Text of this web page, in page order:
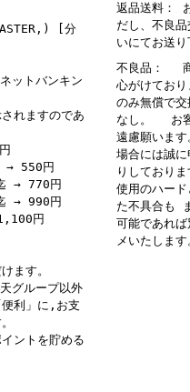
[分
ットバンキン
れますのであ
→ 550円
→ 770円
→ 990円
円
ます。
グループ以外
便利」に,お支
ントを貯める
返品送料：
だし、不良
いにてお送り
不良品： 商
心がけてお
のみ無償で
なし。 お客
遠慮願いま
場合には誠
りしており
使用のハー
た不具合も
可能であれ
メいたしま